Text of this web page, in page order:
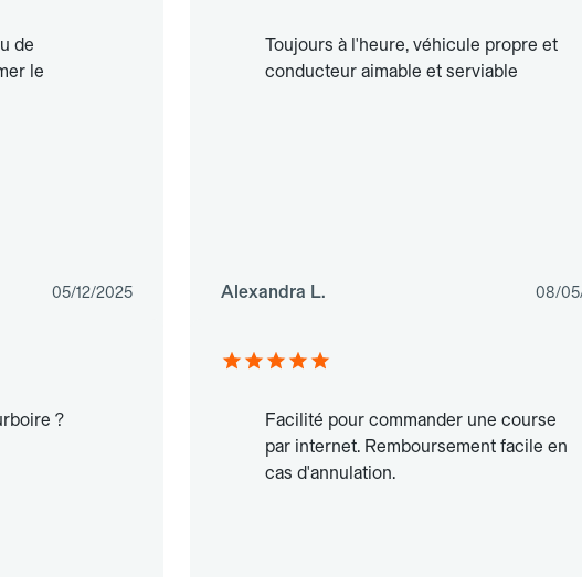
de
le
05/12/2025
Toujours à l'heure, véhicule propre et
conducteur aimable et serviable
Alexandra L. 08/
?
Facilité pour commander une course
par internet. Remboursement facile en
cas d'annulation.